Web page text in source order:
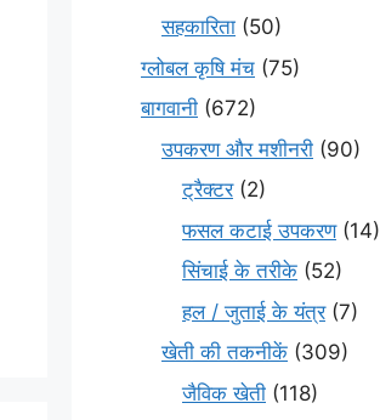
सहकारिता (50)
ग्लोबल कृषि मंच (75)
बागवानी (672)
उपकरण और मशीनरी (90)
ट्रैक्टर(2)
फसल कटाई उपकरण(14)
सिंचाई के तरीके (52)
हल / जुताई के यंत्र(7)
खेती की तकनीकें (309)
जैविक खेती (118)